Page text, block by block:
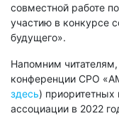
совместной работе
участию в конкурсе
будущего».
Напомним
конференции СРО
здесь) приоритетных
ассоциации в 2022